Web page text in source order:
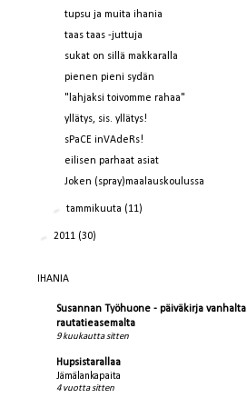
tupsu ja muita ihania
taas taas -juttuja
sukat on sillä makkaralla
pienen pieni sydän
"lahjaksi toivomme rahaa"
yllätys, sis. yllätys!
sPaCE inVAdeRs!
eilisen parhaat asiat
Joken (spray)maalauskoulussa
►tammikuuta (11)
► 2011 (30)
IHANIA
Susannan Työhuone - päiväkirja vanhalta
rautatieasemalta
9 kuukautta sitten
Hupsistarallaa
Jämälankapaita
4 vuotta sitten